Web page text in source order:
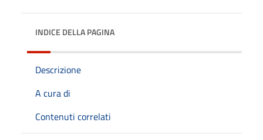
INDICE DELLA PAGINA
Descrizione
A cura di
Contenuti correlati